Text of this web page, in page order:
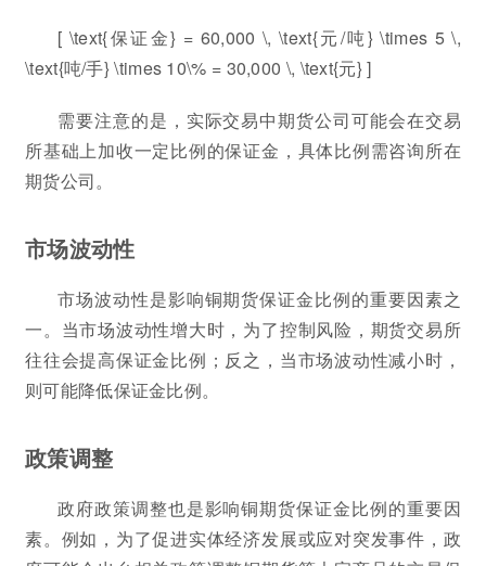
[ \text{保证金} = 60,000 \, \text{元/吨} \times 5 \,
\text{吨/手} \times 10\% = 30,000 \, \text{元} ]
需要注意的是，实际交易中期货公司可能会在交易
所基础上加收一定比例的保证金，具体比例需咨询所在
期货公司。
市场波动性
市场波动性是影响铜期货保证金比例的重要因素之
一。当市场波动性增大时，为了控制风险，期货交易所
往往会提高保证金比例；反之，当市场波动性减小时，
则可能降低保证金比例。
政策调整
政府政策调整也是影响铜期货保证金比例的重要因
素。例如，为了促进实体经济发展或应对突发事件，政